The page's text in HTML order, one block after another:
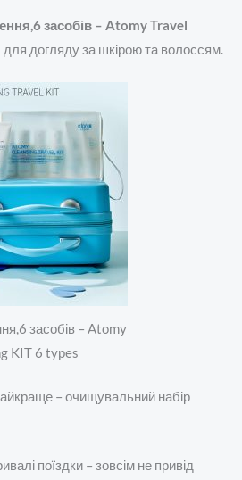
засобів – Atomy Travel
для догляду за шкірою та волоссям.
засобів – Atomy
KIT 6 types
– очищувальний набір
поїздки – зовсім не привід